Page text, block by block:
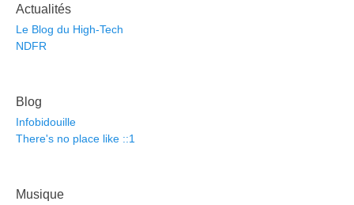
Actualités
Le Blog du High-Tech
NDFR
Blog
Infobidouille
There's no place like ::1
Musique